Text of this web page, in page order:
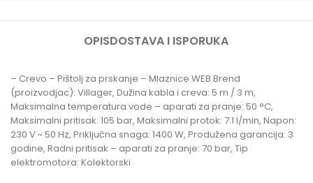
OPISDOSTAVA I ISPORUKA
– Crevo – Pištolj za prskanje – Mlaznice WEB Brend
(proizvodjac): Villager, Dužina kabla i creva: 5 m / 3 m,
Maksimalna temperatura vode – aparati za pranje: 50 °C,
Maksimalni pritisak: 105 bar, Maksimalni protok: 7.1 l/min, Napon:
230 V ~ 50 Hz, Priključna snaga: 1400 W, Produžena garancija: 3
godine, Radni pritisak – aparati za pranje: 70 bar, Tip
elektromotora: Kolektorski